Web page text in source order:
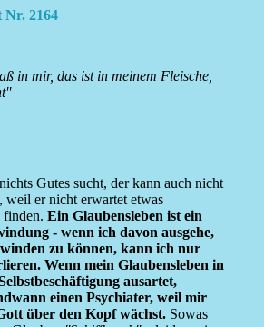
Nr. 2164
in mir, das ist in meinem Fleische,
Gutes sucht, der kann auch nicht
weil er nicht erwartet etwas
finden. Ein Glaubensleben ist ein
- wenn ich davon ausgehe,
zu können, kann ich nur
Wenn mein Glaubensleben in
ausartet,
einen Psychiater, weil mir
über den Kopf wächst.Sowas